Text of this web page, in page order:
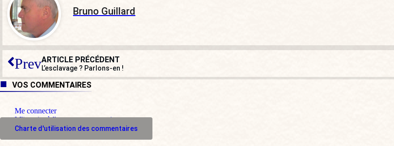
Bruno Guillard
PrevARTICLE PRÉCÉDENT
L’esclavage ? Parlons-en !
VOS COMMENTAIRES
Me connecter
M'inscrire à l'espace commentaire
Charte d'utilisation des commentaires